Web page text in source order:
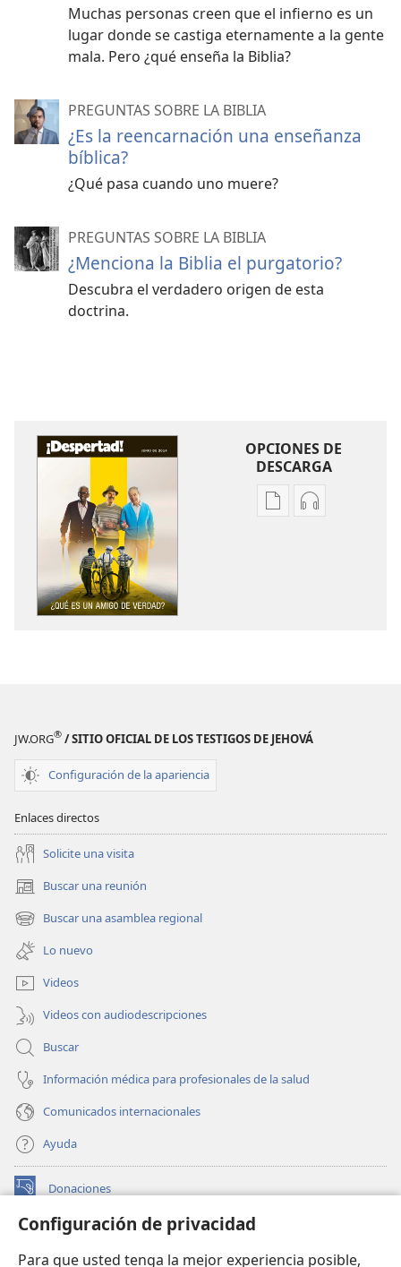
Configuración de privacidad
Para que usted tenga la mejor experiencia posible,
Muchas personas creen que el infierno es un
lugar donde se castiga eternamente a la gente
mala. Pero ¿qué enseña la Biblia?
PREGUNTAS SOBRE LA BIBLIA
¿Es la reencarnación una enseñanza
bíblica?
¿Qué pasa cuando uno muere?
PREGUNTAS SOBRE LA BIBLIA
¿Menciona la Biblia el purgatorio?
Descubra el verdadero origen de esta
doctrina.
OPCIONES DE
DESCARGA
OpcionesOpciones
JW.ORG® / SITIO OFICIAL DE LOS TESTIGOS DE JEHOVÁ
Configuración de la apariencia
Enlaces directos
Solicite una visita
Buscar una reunión
(abre
una
nueva
ventana)
Buscar una asamblea regional
(abre
una
nueva
ventana)
Lo nuevo
Videos
Videos con audiodescripciones
Buscar
Información médica para profesionales de la salud
Comunicados internacionales
Ayuda
Donaciones
(abre
nueva BIBLIOTECA EN LÍNEA Watchtower™
una